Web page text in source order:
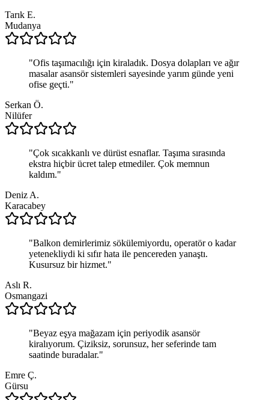
Tarık E.
Mudanya
"Ofis taşımacılığı için kiraladık. Dosya dolapları ve ağır
masalar asansör sistemleri sayesinde yarım günde yeni
ofise geçti."
Serkan Ö.
Nilüfer
"Çok sıcakkanlı ve dürüst esnaflar. Taşıma sırasında
ekstra hiçbir ücret talep etmediler. Çok memnun
kaldım."
Deniz A.
Karacabey
"Balkon demirlerimiz sökülemiyordu, operatör o kadar
yetenekliydi ki sıfır hata ile pencereden yanaştı.
Kusursuz bir hizmet."
Aslı R.
Osmangazi
"Beyaz eşya mağazam için periyodik asansör
kiralıyorum. Çiziksiz, sorunsuz, her seferinde tam
saatinde buradalar."
Emre Ç.
Gürsu